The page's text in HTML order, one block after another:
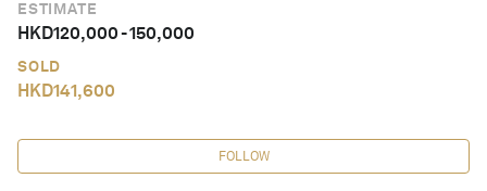
ESTIMATE
HKD120,000-150,000
SOLD
HKD141,600
FOLLOW